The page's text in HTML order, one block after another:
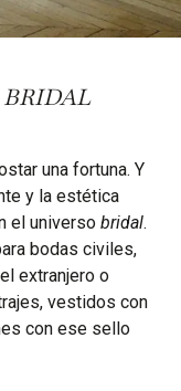
una fortuna. Y
y la estética
el universo bridal.
bodas civiles,
extranjero o
vestidos con
con ese sello